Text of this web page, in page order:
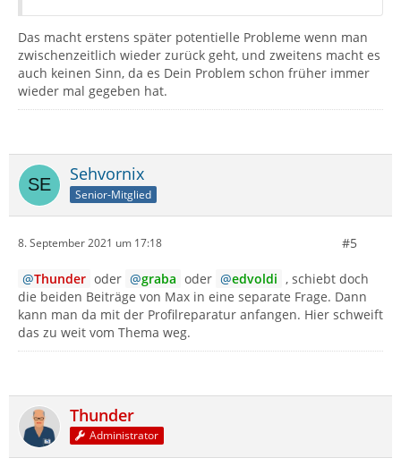
Das macht erstens später potentielle Probleme wenn man
zwischenzeitlich wieder zurück geht, und zweitens macht es
auch keinen Sinn, da es Dein Problem schon früher immer
wieder mal gegeben hat.
Sehvornix
Senior-Mitglied
8. September 2021 um 17:18 #5
Thunder oder graba oder edvoldi , schiebt doch
die beiden Beiträge von Max in eine separate Frage. Dann
kann man da mit der Profilreparatur anfangen. Hier schweift
das zu weit vom Thema weg.
Thunder
Administrator